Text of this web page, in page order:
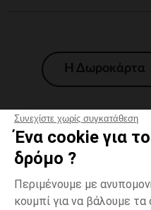
Συνεχίστε χωρίς συγκατάθεση
Ένα cookie για το
δρόμο ?
Περιμένουμε με
κουμπί για να βάλουμε
Η Δωροκάρτα
Γενικοί